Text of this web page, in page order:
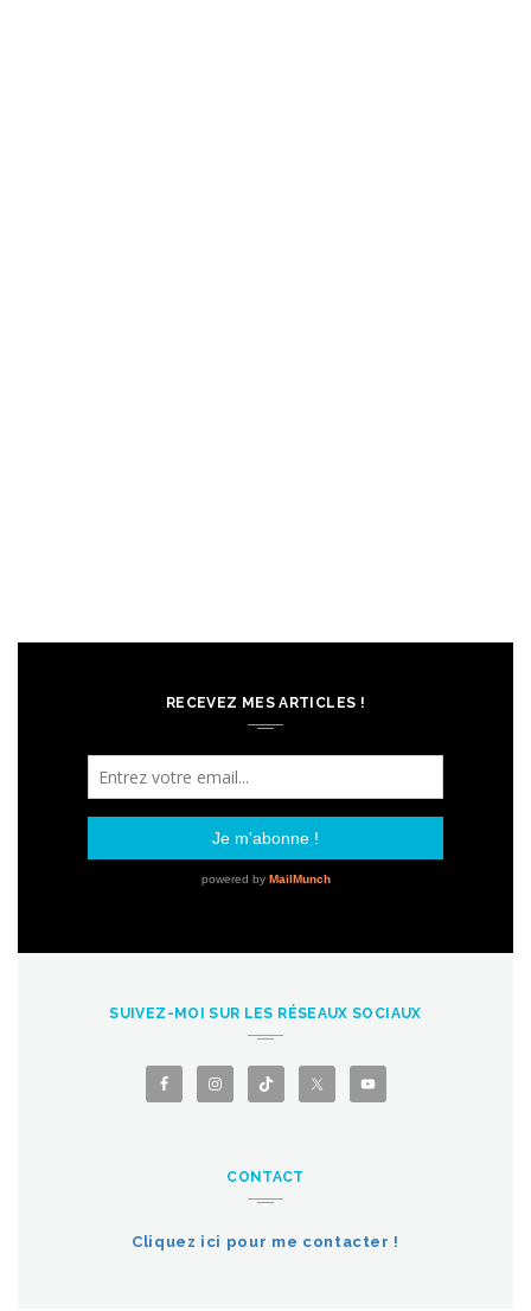
RECEVEZ MES ARTICLES !
SUIVEZ-MOI SUR LES RÉSEAUX SOCIAUX
CONTACT
Cliquez ici pour me contacter !